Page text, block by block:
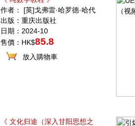
作者： [英]戈弗雷·哈罗德·哈代
出版：重庆出版社
日期：2024-10
售價：HK$85.8
放入購物車
《 文化归途（深入甘阳思想之